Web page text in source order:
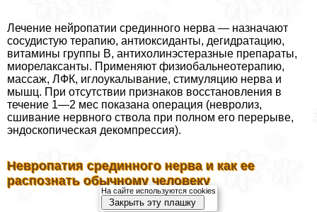
Лечение нейропатии срединного нерва — назначают
сосудистую терапию, антиоксиданты, дегидратацию,
витамины группы В, антихолинэстеразные препараты,
миорелаксанты. Применяют физиобальнеотерапию,
массаж, ЛФК, иглоукалывание, стимуляцию нерва и
мышц. При отсутствии признаков восстановления в
течение 1—2 мес показана операция (невролиз,
сшивание нервного ствола при полном его перерыве,
эндоскопическая декомпрессия).
Невропатия срединного нерва и как ее
распознать обычному человеку
На сайте используются cookies
Закрыть эту плашку